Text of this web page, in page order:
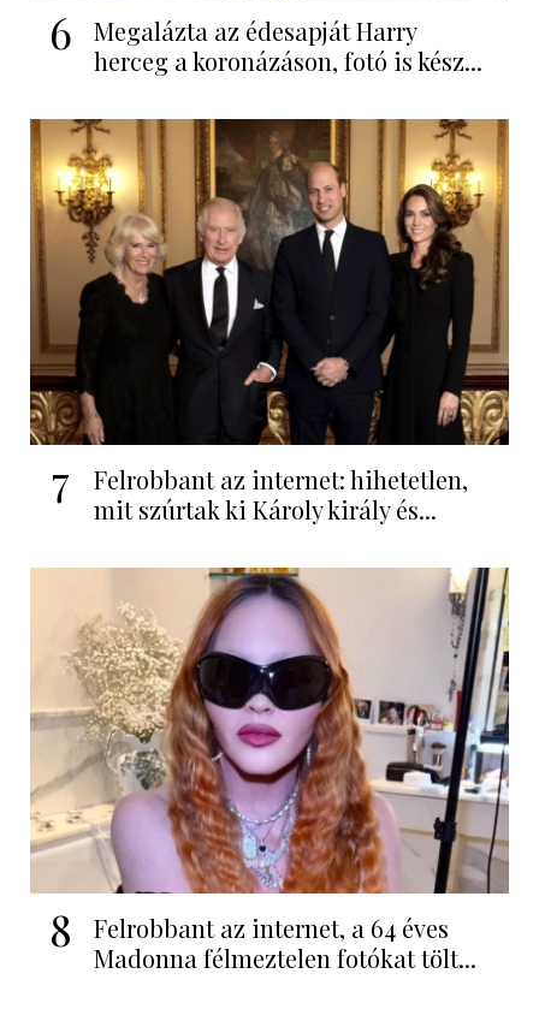
6
Megalázta az édesapját Harry
herceg a koronázáson, fotó is kész...
7
Felrobbant az internet: hihetetlen,
mit szúrtak ki Károly király és...
8
Felrobbant az internet, a 64 éves
Madonna félmeztelen fotókat tölt...